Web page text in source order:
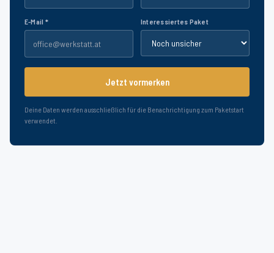
E-Mail * Interessiertes Paket
Jetzt vormerken
Deine Daten werden ausschließlich für die Benachrichtigung zum Paketstart
verwendet.